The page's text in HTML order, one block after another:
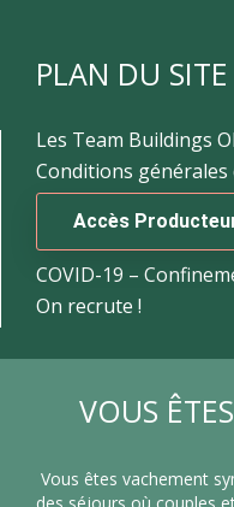
PLAN DU SITE
Les Team Buildings
Conditions générales
Accès
COVID-19 –
On recrute !
VOUS
Vous êtes vachement
des séjours où couples